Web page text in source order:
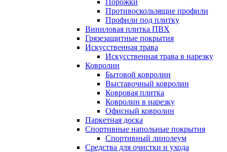
Порожки
Противоскользящие профили
Профили под плитку
Виниловая плитка ПВХ
Грязезащитные покрытия
Искусственная трава
Искусственная трава в нарезку
Ковролин
Бытовой ковролин
Выставочный ковролин
Ковровая плитка
Ковролин в нарезку
Офисный ковролин
Паркетная доска
Спортивные напольные покрытия
Спортивный линолеум
Средства для очистки и ухода